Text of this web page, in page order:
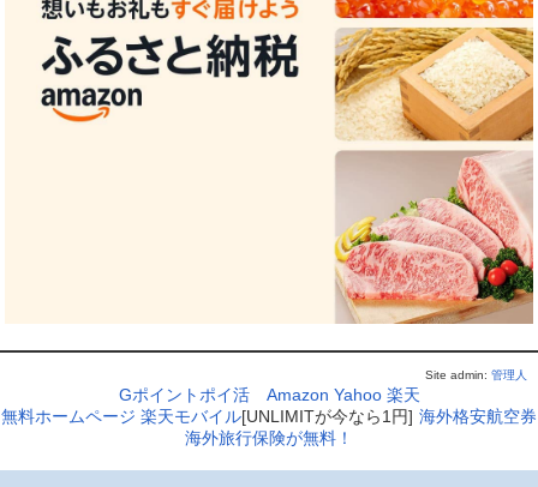
Site admin:管理人
Gポイントポイ活 Amazon Yahoo 楽天
無料ホームページ 楽天モバイル[UNLIMITが今なら1円] 海外格安航空券
海外旅行保険が無料！